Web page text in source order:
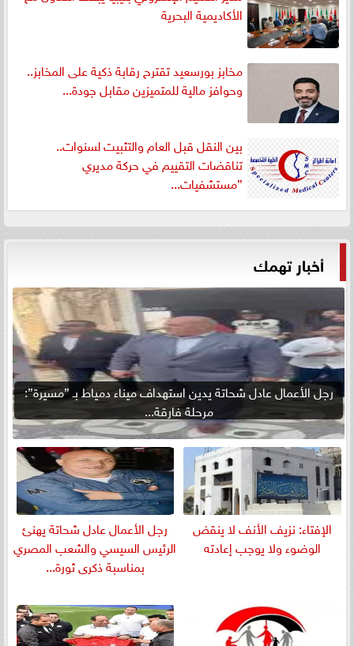
الأكاديمية البحرية
مخابز بورسعيد تقترح رقابة ذكية على المخابز..
وحوافز مالية للمتميزين مقابل جودة...
بين النقل قبل العام والتثبيت لسنوات..
تناقضات التقييم في حركة مديري
”مستشفيات...
أخبار تهمك
رجل الأعمال عادل شحاتة يدين استهداف ميناء دمياط بـ ”مسيرة”:
مرحلة فارقة...
الإفتاء: نزيف الأنف لا ينقض
الوضوء ولا يوجب إعادته
رجل الأعمال عادل شحاتة يهنئ
الرئيس السيسي والشعب المصري
بمناسبة ذكرى ثورة...